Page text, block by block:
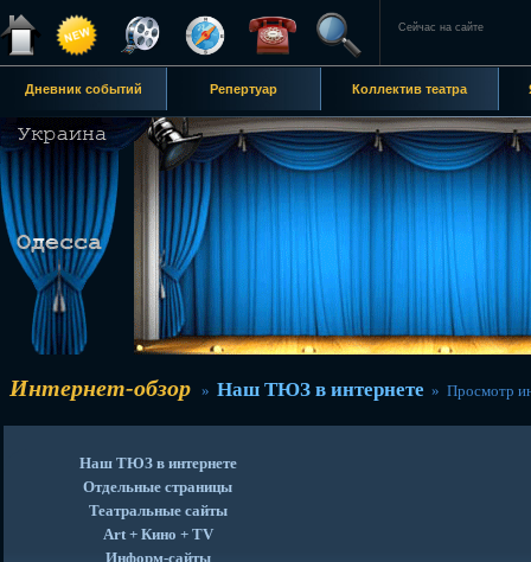
Сейчас на сайте
Дневник событий Репертуар Коллектив театра
Интернет-обзор » Наш ТЮЗ в интернете » Просмотр
Наш ТЮЗ в интернете
Отдельные страницы
Театральные сайты
Art + Кино + TV
Информ-сайты